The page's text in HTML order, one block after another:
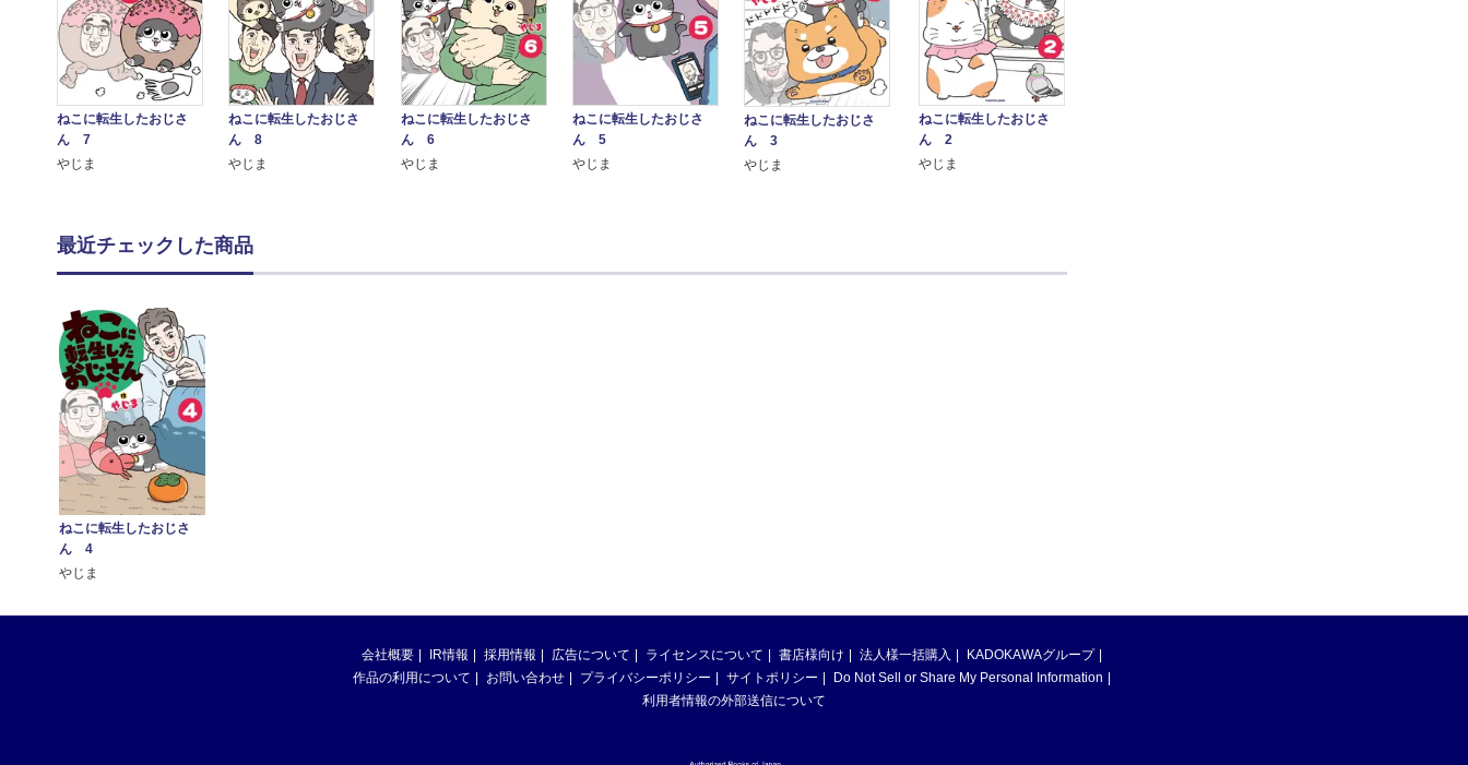
ねこに転生したおじさ
ん 7
やじま
ねこに転生したおじさ
ん 8
やじま
ねこに転生したおじさ
ん 6
やじま
ねこに転生したおじさ
ん 5
やじま
ねこに転生したおじさ
ん 3
やじま
ねこに転生したおじさ
ん 2
やじま
最近チェックした商品
ねこに転生したおじさ
ん 4
やじま
会社概要 IR情報 採用情報 広告について ライセンスについて 書店様向け 法人様一括購入
KADOKAWAグループ
作品の利用について
お問い合わせ プライバシーポリシー サイトポリシー
Do Not Sell or Share My Personal Information
利用者情報の外部送信について